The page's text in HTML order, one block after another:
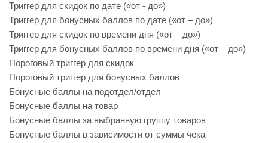
Триггер для скидок по дате («от - до»)
Триггер для бонусных баллов по дате («от – до»)
Триггер для скидок по времени дня («от – до»)
Триггер для бонусных баллов по времени дня («от – до»)
Пороговый триггер для скидок
Пороговый триггер для бонусных баллов
Бонусные баллы на подотдел/отдел
Бонусные баллы на товар
Бонусные баллы за выбранную группу товаров
Бонусные баллы в зависимости от суммы чека